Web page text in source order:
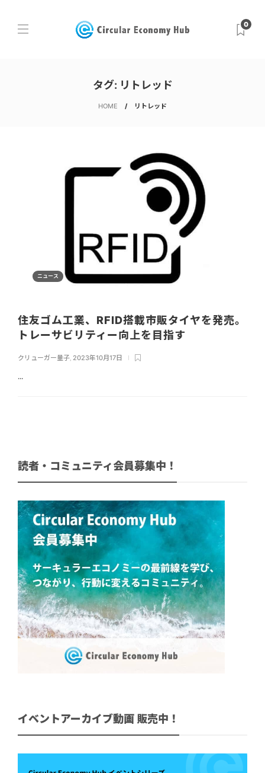
0
タグ: リトレッド
HOME リトレッド
ニュース
住友ゴム工業、RFID搭載市販タイヤを発売。
トレーサビリティー向上を目指す
クリューガー量子 2023年10月17日
...
読者・コミュニティ会員募集中！
イベントアーカイブ動画 販売中！